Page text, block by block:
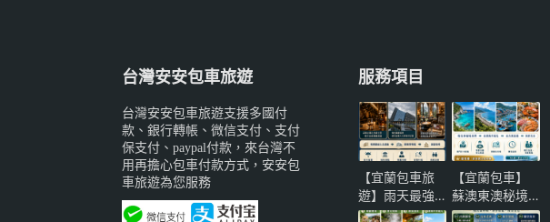
台灣安安包車旅遊
台灣安安包車旅遊支援多國付
款、銀行轉帳、微信支付、支付
保支付、paypal付款，來台灣不
用再擔心包車付款方式，安安包
車旅遊為您服務
服務項目
【宜蘭包車旅
遊】雨天最強
備案！噶瑪蘭
【宜蘭包車】
蘇澳東澳秘境
一日遊！粉鳥